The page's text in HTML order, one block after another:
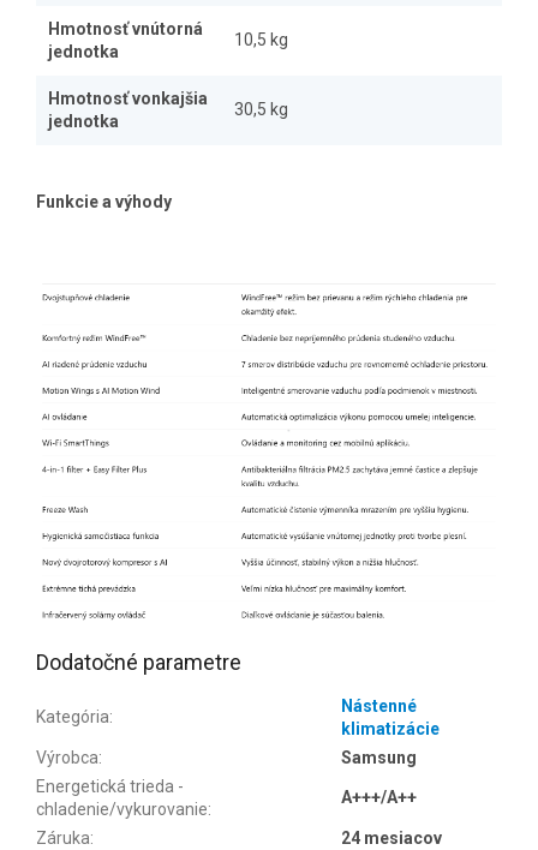
Hmotnosť vnútorná
jednotka
10,5 kg
Hmotnosť vonkajšia
jednotka
30,5 kg
Funkcie a výhody
Dodatočné parametre
Kategória:
Nástenné
klimatizácie
Výrobca:
Samsung
Energetická trieda -
chladenie/vykurovanie:
A+++/A++
Záruka:
24 mesiacov